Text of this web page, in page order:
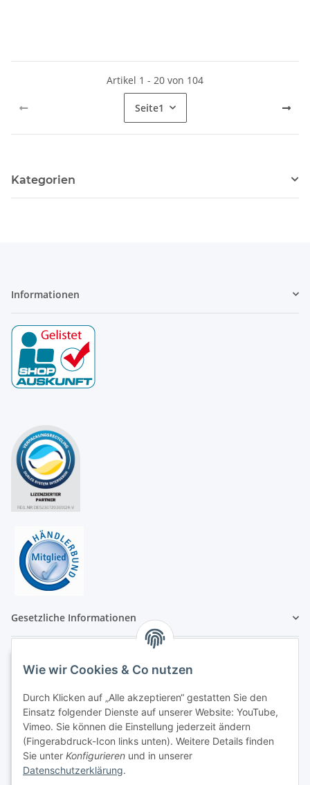
Artikel 1 - 20 von 104
Seite1
Kategorien
Informationen
Gesetzliche Informationen
Wie wir Cookies & Co nutzen
Durch Klicken auf „Alle akzeptieren“ gestatten Sie den
Einsatz folgender Dienste auf unserer Website: YouTube,
Vimeo. Sie können die Einstellung jederzeit ändern
(Fingerabdruck-Icon links unten). Weitere Details finden
Sie unter Konfigurieren und in unserer
Datenschutzerklärung.